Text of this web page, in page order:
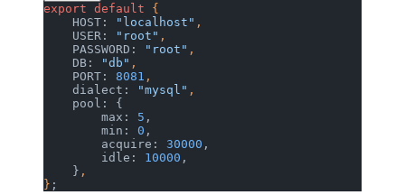
export default {
    HOST:
"localhost" ,
    USER:
"root" ,
    PASSWORD:
"root" ,
    DB:
"db" ,
    PORT:
8081 ,
    dialect:
"mysql" ,
    pool: {
        max:
5 ,
        min:
0 ,
        acquire:
30000 ,
        idle:
10000 ,
    }
,
} ;